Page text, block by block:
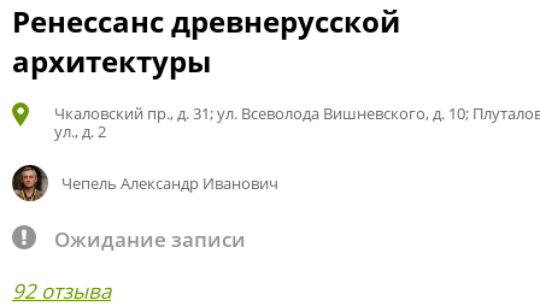
Ренессанс древнерусской
архитектуры
Чкаловский пр., д. 31; ул. Всеволода Вишневского, д. 10;
ул., д. 2
Чепель Александр Иванович
Ожидание записи
92 отзыва